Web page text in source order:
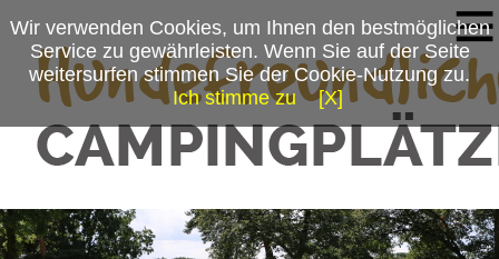
Wir verwenden Cookies, um Ihnen den bestmöglichen
Service zu gewährleisten. Wenn Sie auf der Seite
weitersurfen stimmen Sie der Cookie-Nutzung zu.
Ich stimme zu
[X]